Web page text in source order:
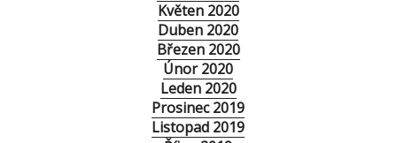
Květen 2020
Duben 2020
Březen 2020
Únor 2020
Leden 2020
Prosinec 2019
Listopad 2019